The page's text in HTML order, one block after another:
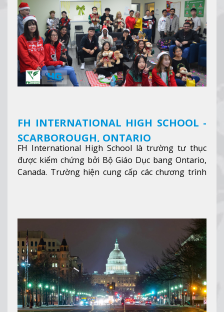
FH INTERNATIONAL HIGH SCHOOL -
SCARBOROUGH, ONTARIO
FH International High School là trường tư thục
được kiểm chứng bởi Bộ Giáo Dục bang Ontario,
Canada. Trường hiện cung cấp các chương trình
nhanh chóng môi trường học tại Canada.Xem
thêm